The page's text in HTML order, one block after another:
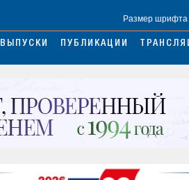
Размер шрифта
ВЫПУСКИ ПУБЛИКАЦИИ